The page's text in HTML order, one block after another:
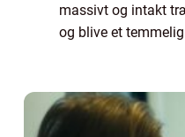
massivt og intakt
og blive et